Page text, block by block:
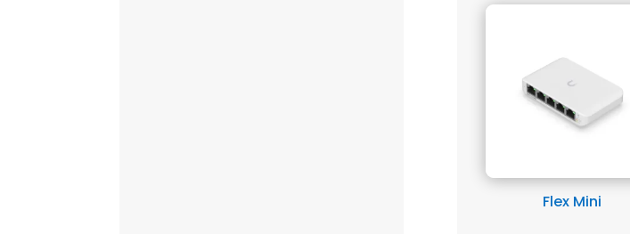
Flex Mini